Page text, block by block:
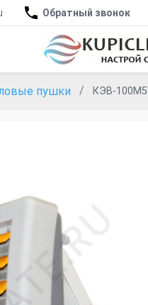
Обратный звонок
пушки КЭВ-